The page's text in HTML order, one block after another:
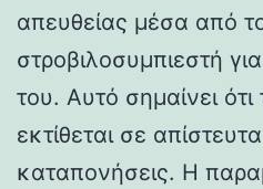
απευθείας μέσα από
στροβιλοσυμπιεστή
του. Αυτό σημαίνει
εκτίθεται σε
καταπονήσεις. Η